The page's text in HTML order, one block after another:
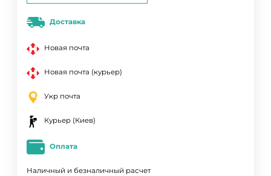
Доставка
Новая почта
Новая почта (курьер)
Укр почта
Курьер (Киев)
Оплата
Наличный и безналичный расчет